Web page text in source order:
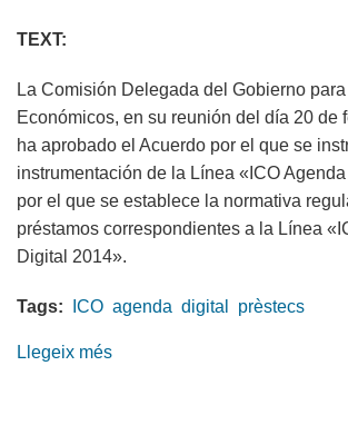
TEXT:
La Comisión Delegada del Gobierno
Económicos, en su reunión del día 20 de
ha aprobado el Acuerdo por el que se
instrumentación de la Línea «ICO
por el que se establece la normativa
préstamos correspondientes a la Línea
Digital 2014».
Tags: ICO agenda digital prèstecs
Llegeix més